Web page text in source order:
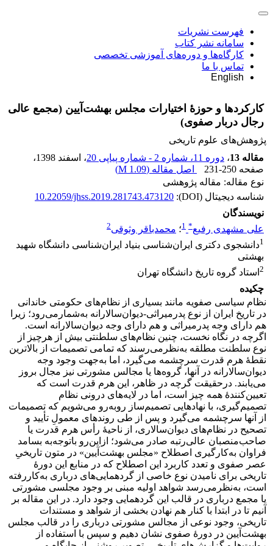
فهرست نشریات
سامانه نشر کتاب
کارگاه‌ها و دوره‌های آموزشی تخصصی
تماس با ما
English
کارکردها و حوزۀ اختیارات مجلس بهشت‌آیین (مجمع عالی
رجال دربار صفوی)
پژوهش‌های علوم تاریخی
مقاله 13
، دوره 11، شماره 2 - شماره پیاپی 20 ، اسفند 1398
،
صفحه 231-250 اصل مقاله (1.09 M
)
نوع مقاله: مقاله پژوهشی
شناسه دیجیتال (DOI):
10.22059/jhss.2019.281743.473120
نویسندگان
علی مشهدی رفیع*
1؛ محمدباقر وثوقی2
1دانشجوی دکتری ایران‌شناسی بنیاد ایران‌شناسی دانشگاه شهید
بهشتی
2 استاد گروه تاریخ دانشگاه تهران
چکیده
نظام سیاسی صفویه مانند بسیاری از نظام‌های حکومتی خاندانی
در تاریخ ایران از نوع پدرمیراثی-دیوان‌سالارانه به‌شمارمی‌رود؛ زیرا
هم دارای وجه پدرمیراثی و هم دارای وجه دیوان‌سالارانه است.
اگرچه در نگاه نخست، چنین نظام‌های سلطنتی بیش از هرچیز از
نوع سلطنت مطلقه به‌نظرمی‌رسند که تمامی تصمیمات از بالاترین
نقطۀ هرم قدرت سرچشمه می‌گیرد، اما به‌جهت وجود وجه
دیوان‌سالارانه در آنها، گروه‌ها یا مجالس مشورتی نیز مجال بروز
می‌یابند. درحقیقت گرچه در ظاهر، این هرم قدرت است که
تعیین‌کنندۀ همه چیز است، اما در لایه‌های درونی نظام
تصمیم‌گیری، با نهادهایی تصمیم‌ساز روبه‌رو می‌شویم که تصمیمات
از آنها سرچشمه می‌گیرد و پس از طی روندهای معمولِ تأیید و
تصحیح در نظام‌های دیوان‌سالاری، از ناحیۀ رأس هرم قدرت یا
صاحب‌منصبان عالی‌رتبه صادر می‌شود؛ ازاین‌رو باتوجه‌به بسامد
فراوان به‌کارگیری اصطلاح «مجلس بهشت‌آیین» در متون تاریخیِ
عصر صفوی و تعدد کاربرد این اصطلاح که در منابع این دورۀ
تاریخی برای نامیدن نوع خاصی از گردهمایی‌های درباری به‌کاررفته
است، به‌نظرمی‌رسد شواهد اولیه مبنی بر وجود مجلسی مشورتی
یا مجمع درباری در قالب این گردهمایی وجود دارد. در این مقاله بر
آنیم تا در ابتدا با کنار هم نهادن بخشی از شواهد و مستندات
تاریخی، وجود نوعی از مجالس مشورتی درباری را در قالب مجلس
بهشت‌آیین در دورۀ صفوی نشان دهیم و سپس با استفاده از